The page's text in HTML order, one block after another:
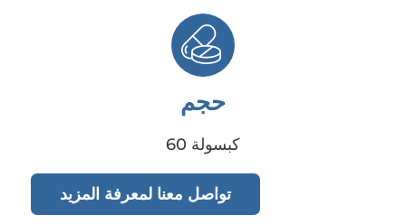
حجم
60 كبسولة
تواصل معنا لمعرفة المزيد